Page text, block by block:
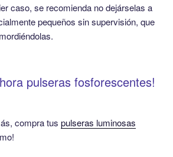
caso, se recomienda no dejárselas a
pequeños sin supervisión, que
pulseras fosforescentes!
compra tus pulseras luminosas